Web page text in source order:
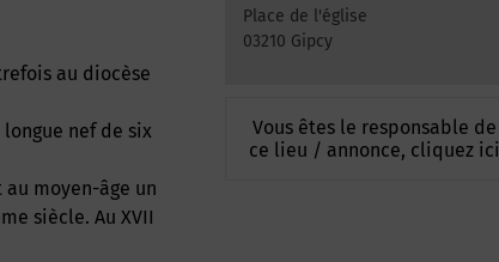
nef de six
moyen-âge un
siècle. Au XVII
Place de l'église
03210 Gipcy
Vous êtes le responsable de
ce lieu / annonce, cliquez ici